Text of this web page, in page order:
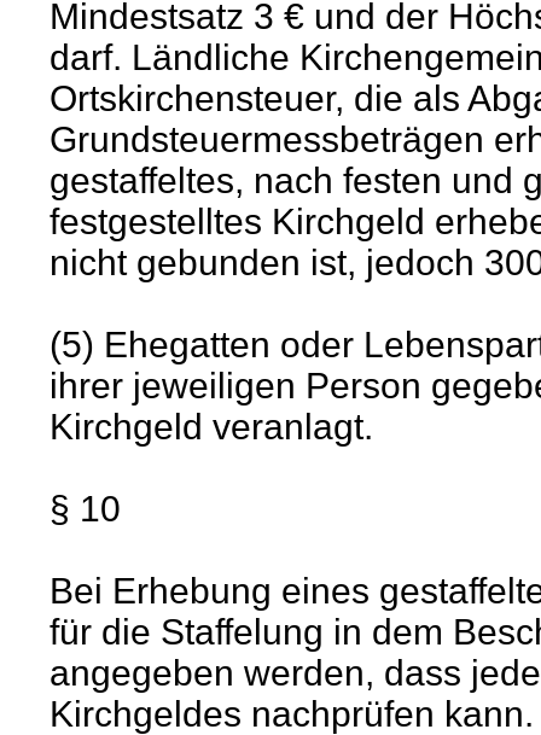
Mindestsatz 3 € und der
darf. Ländliche
Ortskirchensteuer, die als
Grundsteuermessbeträgen
gestaffeltes, nach festen und
festgestelltes Kirchgeld
nicht gebunden ist, jedoch
(5) Ehegatten oder
ihrer jeweiligen Person
Kirchgeld veranlagt.
§ 10
Bei Erhebung eines
für die Staffelung in dem
angegeben werden, dass
Kirchgeldes nachprüfen kann.